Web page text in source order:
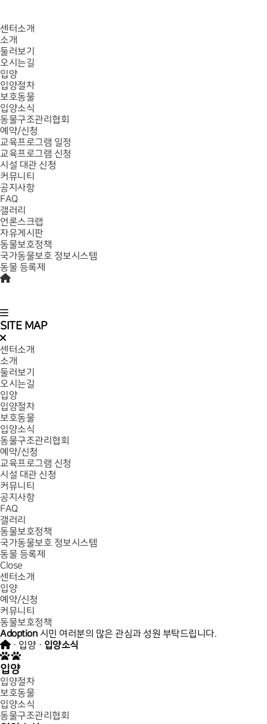
센터소개
소개
둘러보기
오시는길
입양
입양절차
보호동물
입양소식
동물구조관리협회
예약/신청
교육프로그램 일정
교육프로그램 신청
시설 대관 신청
커뮤니티
공지사항
FAQ
갤러리
언론스크랩
자유게시판
동물보호정책
국가동물보호 정보시스템
동물 등록제
SITE MAP
센터소개
소개
둘러보기
오시는길
입양
입양절차
보호동물
입양소식
동물구조관리협회
예약/신청
교육프로그램 신청
시설 대관 신청
커뮤니티
공지사항
FAQ
갤러리
동물보호정책
국가동물보호 정보시스템
동물 등록제
Close
센터소개
입양
예약/신청
커뮤니티
동물보호정책
Adoption 시민 여러분의 많은 관심과 성원 부탁드립니다.
· 입양 · 입양소식
입양
입양절차
보호동물
입양소식
동물구조관리협회